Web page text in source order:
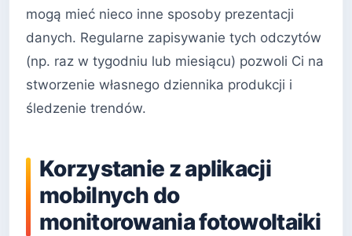
mogą mieć nieco inne sposoby prezentacji
danych. Regularne zapisywanie tych odczytów
(np. raz w tygodniu lub miesiącu) pozwoli Ci na
stworzenie własnego dziennika produkcji i
śledzenie trendów.
Korzystanie z aplikacji
mobilnych do
monitorowania fotowoltaiki